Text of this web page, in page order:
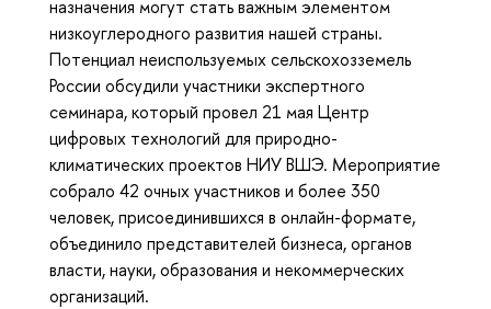
назначения могут стать важным элементом
низкоуглеродного развития нашей страны.
Потенциал неиспользуемых сельскохозземель
России обсудили участники экспертного
семинара, который провел 21 мая Центр
цифровых технологий для природно-
климатических проектов НИУ ВШЭ. Мероприятие
собрало 42 очных участников и более 350
человек, присоединившихся в онлайн-формате,
объединило представителей бизнеса, органов
власти, науки, образования и некоммерческих
организаций.